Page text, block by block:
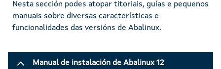
Nesta sección podes atopar titoriais, guías e pequenos
manuais sobre diversas características e
funcionalidades das versións de Abalinux.
Manual de instalación de Abalinux 12